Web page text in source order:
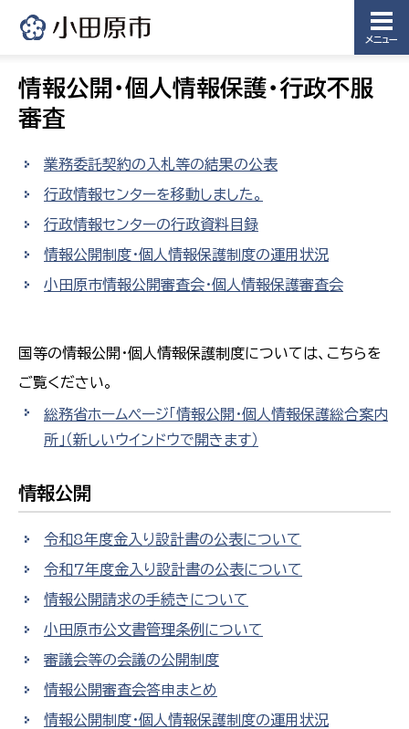
メニュー
情報公開・個人情報保護・行政不服
審査
業務委託契約の入札等の結果の公表
行政情報センターを移動しました。
行政情報センターの行政資料目録
情報公開制度・個人情報保護制度の運用状況
小田原市情報公開審査会・個人情報保護審査会
国等の情報公開・個人情報保護制度については、こちらを
ご覧ください。
総務省ホームページ「情報公開・個人情報保護総合案内
所」 （新しいウインドウで開きます）
情報公開
令和8年度金入り設計書の公表について
令和7年度金入り設計書の公表について
情報公開請求の手続きについて
小田原市公文書管理条例について
審議会等の会議の公開制度
情報公開審査会答申まとめ
情報公開制度・個人情報保護制度の運用状況